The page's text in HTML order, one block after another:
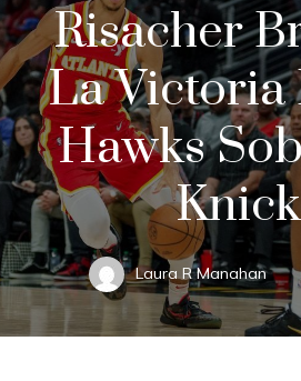
Risacher
La Victoria
Hawks
Laura R Manahan